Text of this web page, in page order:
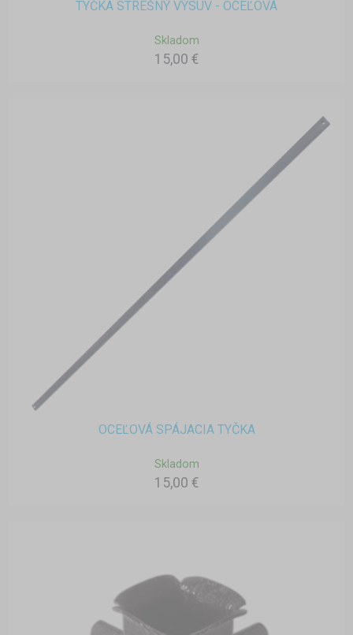
TYČKA STREŠNÝ VÝSUV - OCEĽOVÁ
Skladom
15,00 €
OCEĽOVÁ SPÁJACIA TYČKA
Skladom
15,00 €